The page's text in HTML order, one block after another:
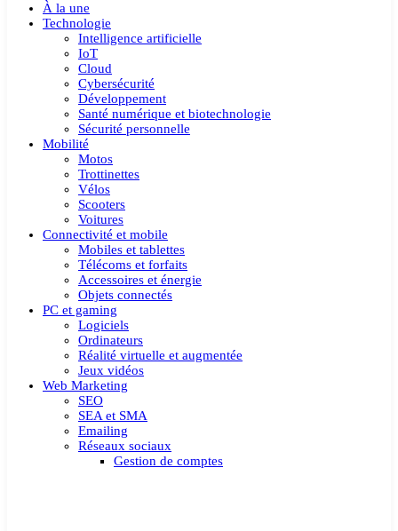
À la une
Technologie
Intelligence artificielle
IoT
Cloud
Cybersécurité
Développement
Santé numérique et biotechnologie
Sécurité personnelle
Mobilité
Motos
Trottinettes
Vélos
Scooters
Voitures
Connectivité et mobile
Mobiles et tablettes
Télécoms et forfaits
Accessoires et énergie
Objets connectés
PC et gaming
Logiciels
Ordinateurs
Réalité virtuelle et augmentée
Jeux vidéos
Web Marketing
SEO
SEA et SMA
Emailing
Réseaux sociaux
Gestion de comptes